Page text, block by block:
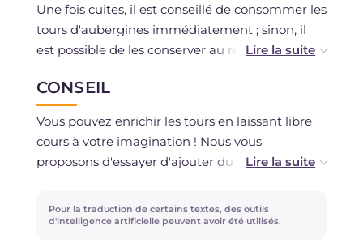
Une fois cuites, il est conseillé de consommer les
tours d'aubergines immédiatement ; sinon, il
est possible de les conserver au réfrigérateur
contenant hermétique car la mozzarella
pourrait libérer du liquide ! La congélation est
déconseillée.
CONSEIL
Vous pouvez enrichir les tours en laissant libre
cours à votre imagination ! Nous vous
proposons d'essayer d'ajouter du jambon cuit
Pour la traduction de certains textes, des outils
d'intelligence artificielle peuvent avoir été utilisés.